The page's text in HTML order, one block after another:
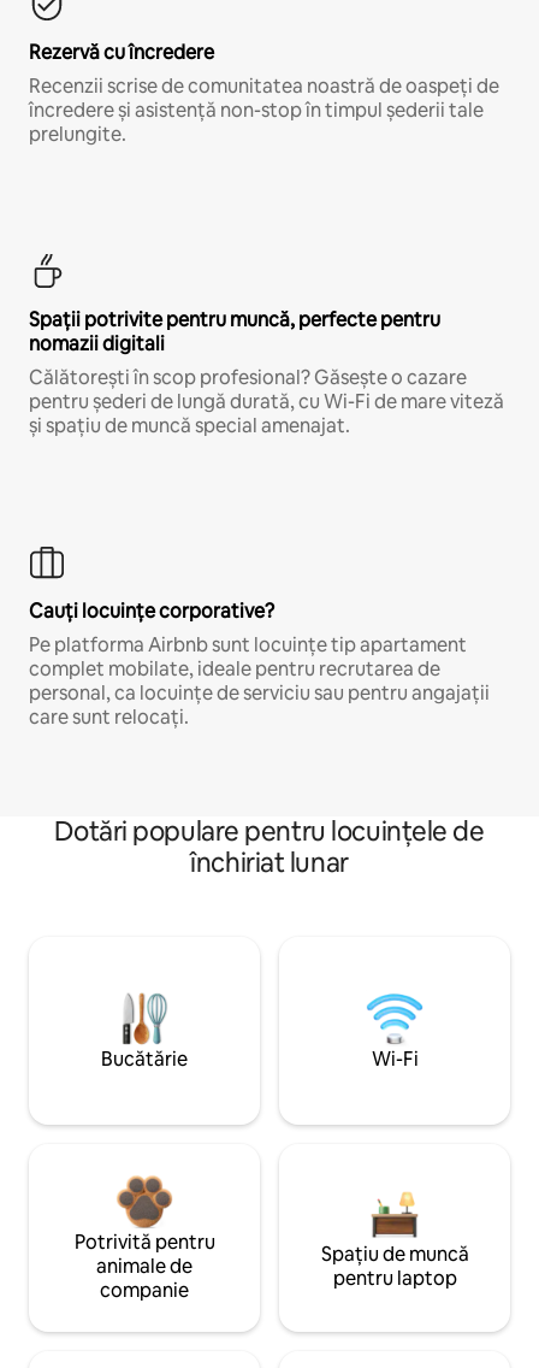
Rezervă cu încredere
Recenzii scrise de comunitatea noastră de oaspeți de
încredere și asistență non-stop în timpul șederii tale
prelungite.
Spații potrivite pentru muncă, perfecte pentru
nomazii digitali
Călătorești în scop profesional? Găsește o cazare
pentru șederi de lungă durată, cu Wi-Fi de mare viteză
și spațiu de muncă special amenajat.
Cauți locuințe corporative?
Pe platforma Airbnb sunt locuințe tip apartament
complet mobilate, ideale pentru recrutarea de
personal, ca locuințe de serviciu sau pentru angajații
care sunt relocați.
Dotări populare pentru locuințele de
închiriat lunar
Bucătărie Wi-Fi
Potrivită pentru
animale de
companie
Spațiu de muncă
pentru laptop